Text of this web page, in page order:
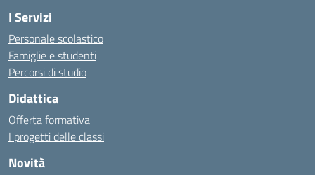
I Servizi
Personale scolastico
Famiglie e studenti
Percorsi di studio
Didattica
Offerta formativa
I progetti delle classi
Novità